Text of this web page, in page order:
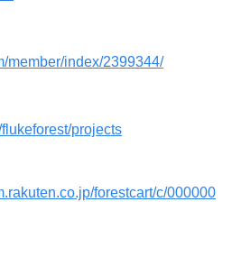
member/index/2399344/
projects
forestcart/c/000000